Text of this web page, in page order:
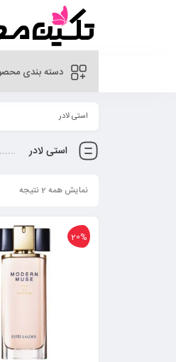
دسته بندی
استی لادر
استی لادر
نمایش همه 2 نتیجه
20%